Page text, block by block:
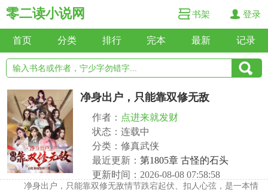
零二读小说网 书架 登录
首页 分类 排行 完本 最新 记录
净身出户，只能靠双修无敌
作者： 点进来就发财
状态：连载中
分类：修真武侠
最近更新： 第1805章 古怪的石头
更新时间：2026-08-08 07:58:58
净身出户，只能靠双修无敌情节跌宕起伏、扣人心弦，是一本情